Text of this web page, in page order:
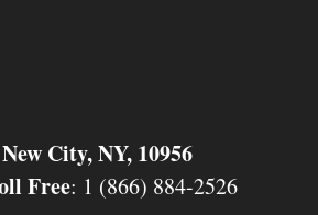
City, NY, 10956
Free: 1 (866) 884-2526